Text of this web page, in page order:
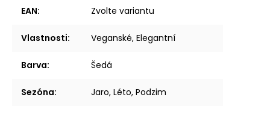
EAN: Zvolte variantu
Vlastnosti: Veganské, Elegantní
Barva: Šedá
Sezóna: Jaro, Léto, Podzim